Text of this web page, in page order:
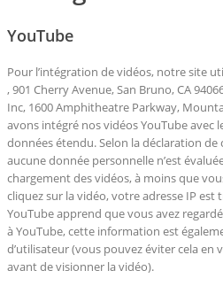
YouTube
Pour l’intégration de vidéos, notre site
, 901 Cherry Avenue, San Bruno, CA
Inc, 1600 Amphitheatre Parkway,
avons intégré nos vidéos YouTube avec
données étendu. Selon la déclaration
aucune donnée personnelle n’est
chargement des vidéos, à moins que
cliquez sur la vidéo, votre adresse IP est
YouTube apprend que vous avez
à YouTube, cette information est
d’utilisateur (vous pouvez éviter cela en
avant de visionner la vidéo).